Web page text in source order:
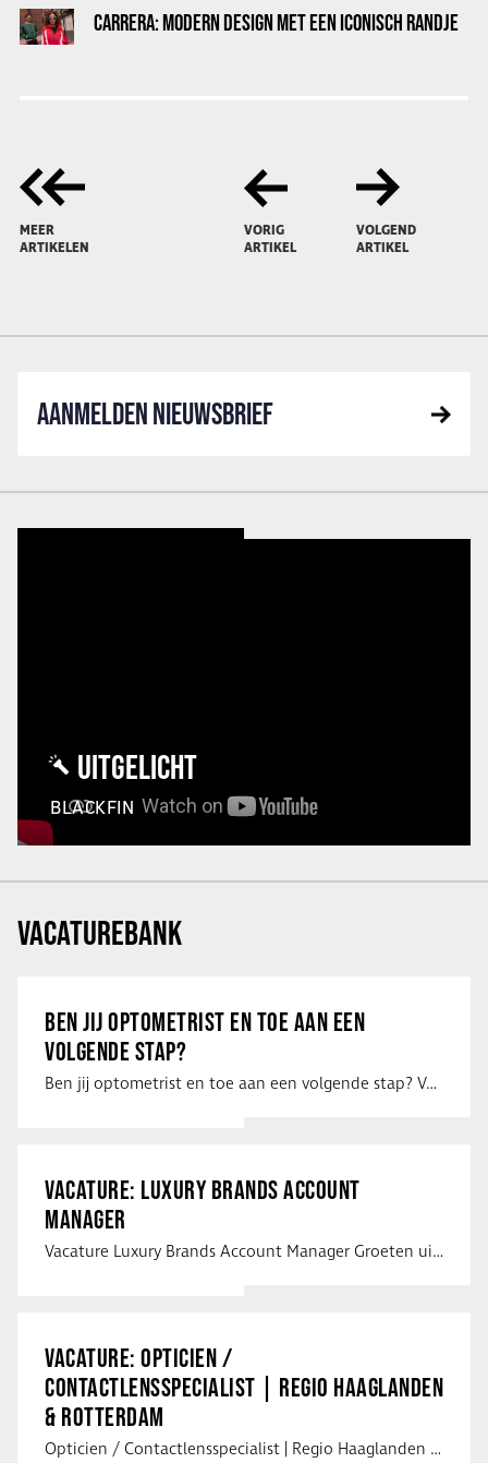
CARRERA: MODERN DESIGN MET EEN ICONISCH RANDJE
MEER
ARTIKELEN
VORIG
ARTIKEL
VOLGEND
ARTIKEL
AANMELDEN NIEUWSBRIEF
UITGELICHT
BLACKFIN
VACATUREBANK
BEN JIJ OPTOMETRIST EN TOE AAN EEN
VOLGENDE STAP?
Ben jij optometrist en toe aan een volgende stap? Voor een optiekketen is Eye …
VACATURE: LUXURY BRANDS ACCOUNT
MANAGER
Vacature Luxury Brands Account Manager Groeten uit Spanje! Vanaf mijn …
VACATURE: OPTICIEN /
CONTACTLENSSPECIALIST | REGIO HAAGLANDEN
& ROTTERDAM
Opticien / Contactlensspecialist | Regio Haaglanden & Rotterdam Saludos uit …